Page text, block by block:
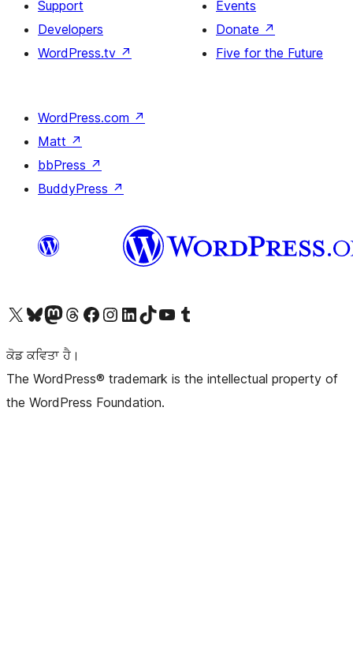
Support
Developers
WordPress.tv ↗
Events
Donate ↗
Five for the Future
WordPress.com ↗
Matt ↗
bbPress ↗
BuddyPress ↗
Visit our X (formerly Twitter) account
Visit our Bluesky account
Visit our Mastodon account
Visit our Threads account
Visit our Facebook pageVisit our Instagram account
Visit our LinkedIn account
Visit our TikTok account
Visit our YouTube channel
Visit our Tumblr account
ਕੋਡ ਕਵਿਤਾ ਹੈ।
The WordPress® trademark is the intellectual property of
the WordPress Foundation.